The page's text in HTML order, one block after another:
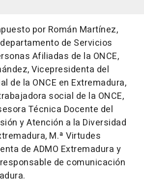
por Román Martínez,
de Servicios
Afiliadas de la ONCE,
Vicepresidenta del
de la ONCE en Extremadura,
social de la ONCE,
Técnica Docente del
y Atención a la Diversidad
M.ª Virtudes
de ADMO Extremadura y
de comunicación